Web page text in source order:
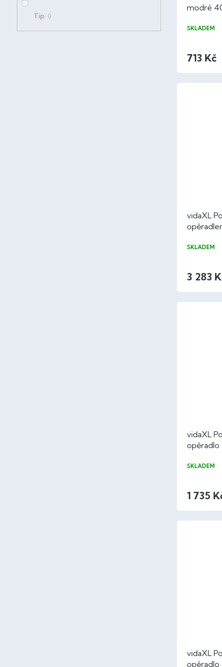
Tip 0
modré
SKLADEM
713 Kč
vidaXL
SKLADEM
3 283
vidaXL
opěradlo
SKLADEM
1 735
vidaXL
opěradlo